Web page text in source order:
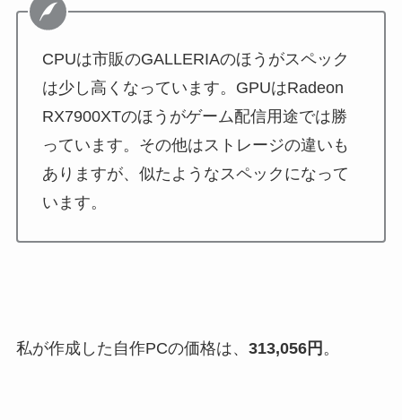
CPUは市販のGALLERIAのほうがスペック
は少し高くなっています。GPUはRadeon
RX7900XTのほうがゲーム配信用途では勝
っています。その他はストレージの違いも
ありますが、似たようなスペックになって
います。
私が作成した自作PCの価格は、 313,056円 。